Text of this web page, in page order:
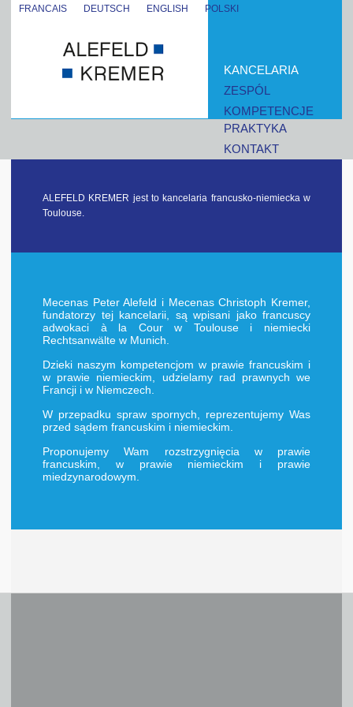
FRANCAIS DEUTSCH ENGLISH POLSKI
KANCELARIA
ZESPÓL
KOMPETENCJE
PRAKTYKA
KONTAKT
ALEFELD KREMER jest to kancelaria francusko-niemiecka w
Toulouse.
Mecenas Peter Alefeld i Mecenas Christoph Kremer,
fundatorzy tej kancelarii, są wpisani jako francuscy
adwokaci à la Cour w Toulouse i niemiecki
Rechtsanwälte w Munich.
Dzieki naszym kompetencjom w prawie francuskim i
w prawie niemieckim, udzielamy rad prawnych we
Francji i w Niemczech.
W przepadku spraw spornych, reprezentujemy Was
przed sądem francuskim i niemieckim.
Proponujemy Wam rozstrzygnięcia w prawie
francuskim, w prawie niemieckim i prawie
miedzynarodowym.